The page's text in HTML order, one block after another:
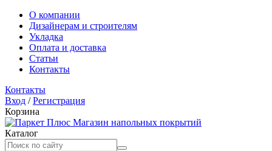
О компании
Дизайнерам и строителям
Укладка
Оплата и доставка
Статьи
Контакты
Контакты
Вход /Регистрация
Корзина
Магазин напольных покрытий
Каталог